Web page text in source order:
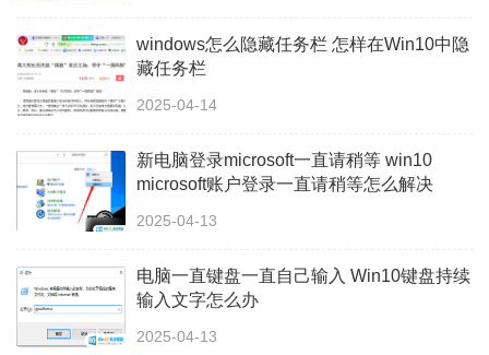
windows怎么隐藏任务栏 怎样在Win10中隐
藏任务栏
2025-04-14
新电脑登录microsoft一直请稍等 win10
microsoft账户登录一直请稍等怎么解决
2025-04-13
电脑一直键盘一直自己输入 Win10键盘持续
输入文字怎么办
2025-04-13